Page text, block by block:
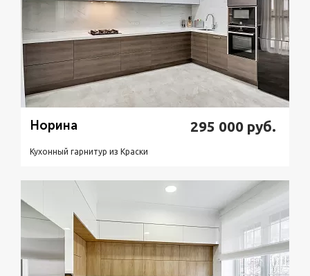
Норина 295 000 руб.
Кухонный гарнитур из Краски
Подробнее Узнать стоимость